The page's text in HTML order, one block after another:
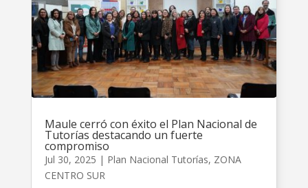
Maule cerró con éxito el Plan Nacional de
Tutorías destacando un fuerte
compromiso
Jul 30, 2025 | Plan Nacional Tutorías, ZONA
CENTRO SUR